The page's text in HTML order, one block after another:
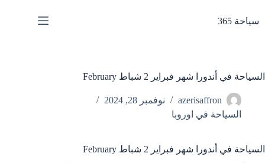
المحتوى
سياحة 365
السياحة في أندورا شهر فبراير 2 شباط February
azerisaffron
نوفمبر 28, 2024
السياحة في اوروبا
السياحة في أندورا شهر فبراير 2 شباط February